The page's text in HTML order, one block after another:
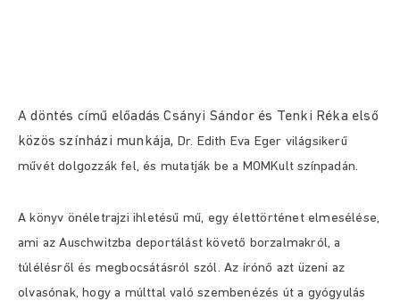
A döntés című előadás Csányi Sándor és Tenki Réka első
közös színházi munkája, Dr. Edith Eva Eger világsikerű
művét dolgozzák fel, és mutatják be a MOMKult színpadán.
A könyv önéletrajzi ihletésű mű, egy élettörténet elmesélése,
ami az Auschwitzba deportálást követő borzalmakról, a
túlélésről és megbocsátásról szól. Az írónő azt üzeni az
olvasónak, hogy a múlttal való szembenézés út a gyógyulás